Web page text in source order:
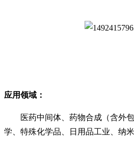
应用领域：
医药中间体、药物合成（含外
学、特殊化学品、日用品工业、纳